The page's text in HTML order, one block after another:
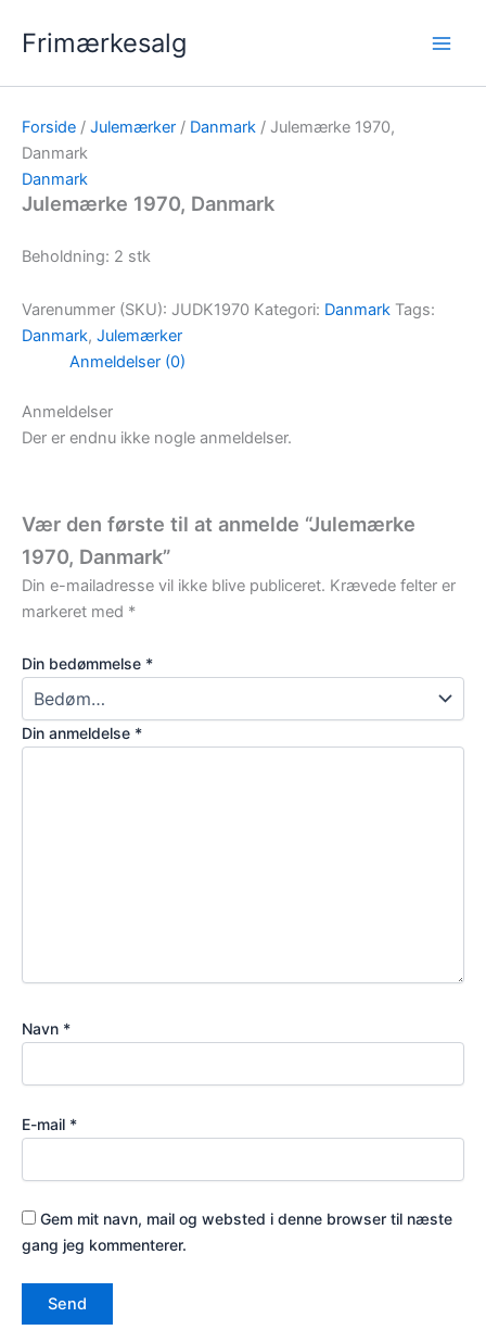
Frimærkesalg
Forside / Julemærker / Danmark / Julemærke 1970,
Danmark
Danmark
Julemærke 1970, Danmark
Beholdning: 2 stk
Varenummer (SKU): JUDK1970 Kategori: Danmark Tags:
Danmark, Julemærker
Anmeldelser (0)
Anmeldelser
Der er endnu ikke nogle anmeldelser.
Vær den første til at anmelde “Julemærke
1970, Danmark”
Din e-mailadresse vil ikke blive publiceret. Krævede felter er
markeret med *
Din bedømmelse *
Din anmeldelse *
Navn *
E-mail *
Gem mit navn, mail og websted i denne browser til næste
gang jeg kommenterer.